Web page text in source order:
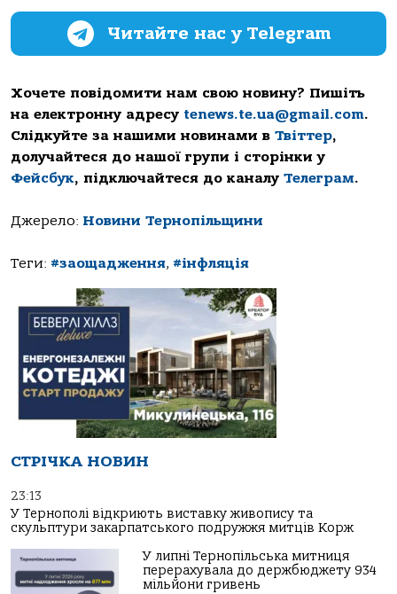
Читайте нас у Telegram
Хочете повідомити нам свою новину? Пишіть
на електронну адресу tenews.te.ua@gmail.com.
Слідкуйте за нашими новинами в Твіттер,
долучайтеся до нашої групи і сторінки у
Фейсбук, підключайтеся до каналу Телеграм.
Джерело: Новини Тернопільщини
Теги: #заощадження, #інфляція
СТРІЧКА НОВИН
23:13
У Тернополі відкриють виставку живопису та
скульптури закарпатського подружжя митців Корж
У липні Тернопільська митниця
перерахувала до держбюджету 934
мільйони гривень